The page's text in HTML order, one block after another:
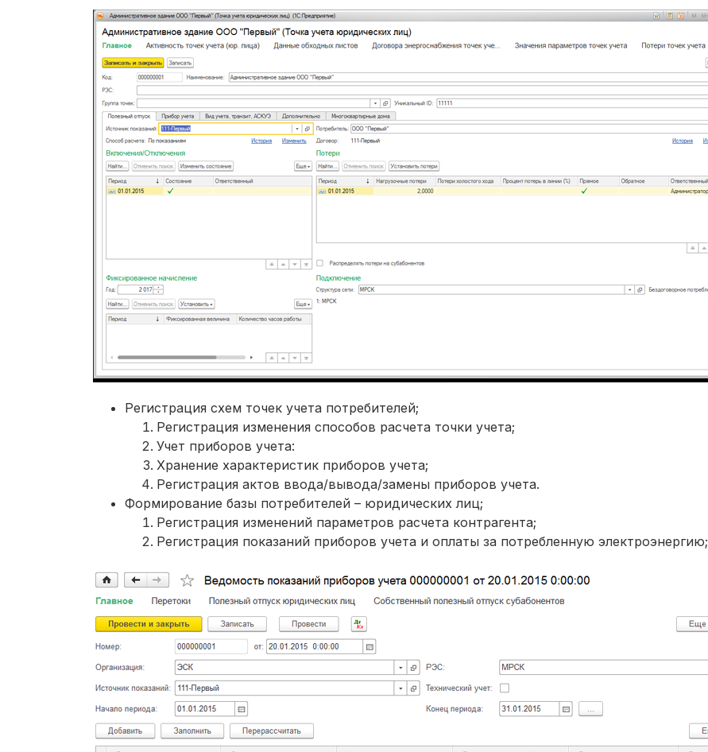
Регистрация схем точек учета потребителей;
Регистрация изменения способов расчета точки учета;
Учет приборов учета:
Хранение характеристик приборов учета;
Регистрация актов ввода/вывода/замены приборов учета.
Формирование базы потребителей – юридических лиц;
Регистрация изменений параметров расчета контрагента;
Регистрация показаний приборов учета и оплаты за потребленную электроэнергию;